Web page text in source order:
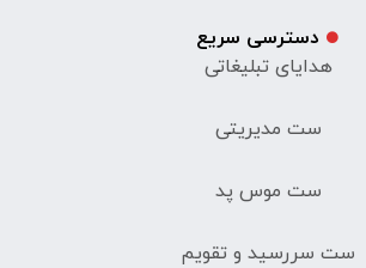
دسترسی سریع
هدایای تبلیغاتی
ست مدیریتی
ست موس پد
ست سررسید و تقویم